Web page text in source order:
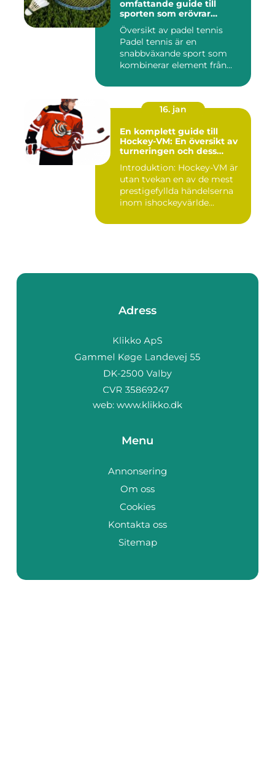
omfattande guide till
sporten som erövrar
världen
Översikt av padel tennis
Padel tennis är en
snabbväxande sport som
kombinerar element från
16. jan
En komplett guide till
Hockey-VM: En översikt av
turneringen och dess
Introduktion: Hockey-VM är
utan tvekan en av de mest
prestigefyllda händelserna
inom ishockeyvärlde...
Adress
web: www.klikko.dk
Menu
Annonsering
Om oss
Cookies
Kontakta oss
Sitemap